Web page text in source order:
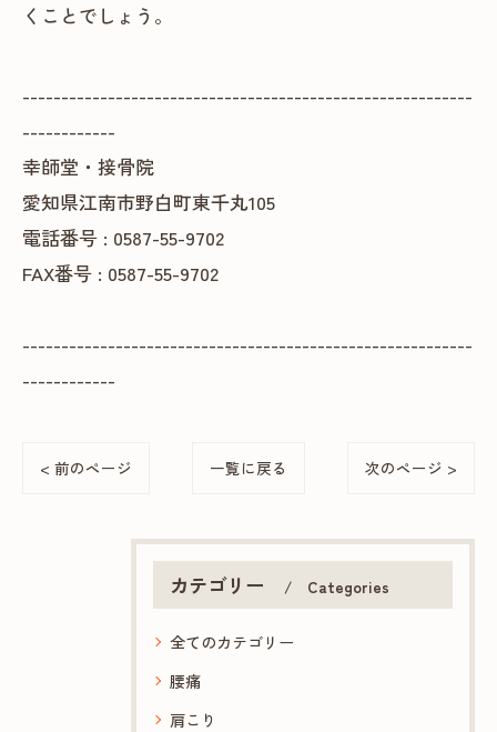
くことでしょう。
----------------------------------------------------------
------------
幸師堂・接骨院
愛知県江南市野白町東千丸105
電話番号 : 0587-55-9702
FAX番号 : 0587-55-9702
----------------------------------------------------------
------------
< 前のページ 一覧に戻る 次のページ >
カテゴリー Categories
全てのカテゴリー
腰痛
肩こり